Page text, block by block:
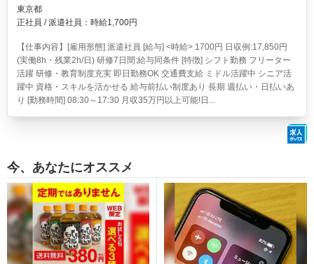
東京都
正社員 / 派遣社員：時給1,700円
【仕事内容】[雇用形態] 派遣社員 [給与] <時給> 1700円 日収例:17,850円
(実働8h・残業2h/日) 研修7日間:給与同条件 [特徴] シフト勤務 フリーター
活躍 研修・教育制度充実 即日勤務OK 交通費支給 ミドル活躍中 シニア活
躍中 資格・スキルを活かせる 給与前払い制度あり 長期 週払い・日払いあ
り [勤務時間] 08:30～17:30 月収35万円以上可能!日...
今、あなたにオススメ